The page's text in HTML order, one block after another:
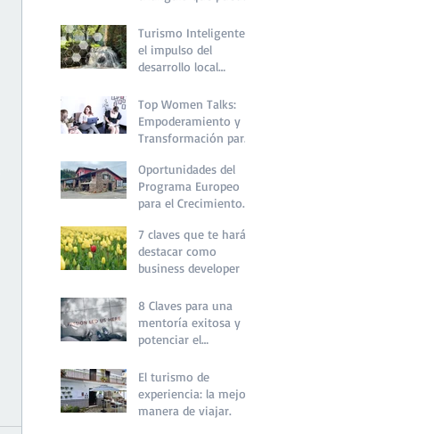
nuestro patrimonio
Turismo Inteligente y
el impulso del
desarrollo local
Top Women Talks:
Empoderamiento y
Transformación para
Oportunidades del
Programa Europeo
para el Crecimiento
7 claves que te harán
destacar como
business developer
8 Claves para una
mentoría exitosa y
potenciar el
profesional
El turismo de
experiencia: la mejor
manera de viajar.